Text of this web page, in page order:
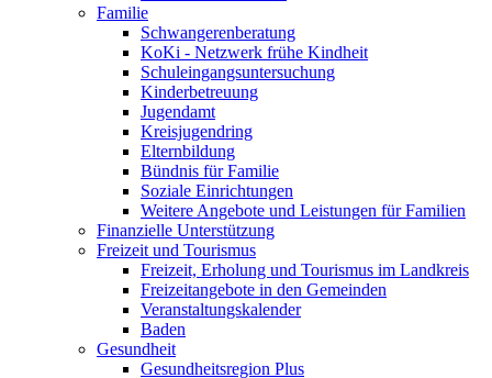
Familie
Schwangerenberatung
KoKi - Netzwerk frühe Kindheit
Schuleingangsuntersuchung
Kinderbetreuung
Jugendamt
Kreisjugendring
Elternbildung
Bündnis für Familie
Soziale Einrichtungen
Weitere Angebote und Leistungen für Familien
Finanzielle Unterstützung
Freizeit und Tourismus
Freizeit, Erholung und Tourismus im Landkreis
Freizeitangebote in den Gemeinden
Veranstaltungskalender
Baden
Gesundheit
Gesundheitsregion Plus